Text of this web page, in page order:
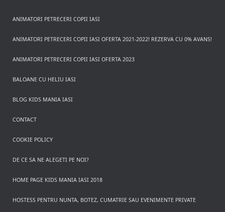
ANIMATORI PETRECERI COPII IASI
ANIMATORI PETRECERI COPII IASI OFERTA 2021-2022! REZERVA CU 0% AVANS!
ANIMATORI PETRECERI COPII IASI OFERTA 2023
BALOANE CU HELIU IASI
BLOG KIDS MANIA IASI
CONTACT
COOKIE POLICY
DE CE SA NE ALEGETI PE NOI?
HOME PAGE KIDS MANIA IASI 2018
HOSTESS PENTRU NUNTA, BOTEZ, CUMATRIE SAU EVENIMENTE PRIVATE